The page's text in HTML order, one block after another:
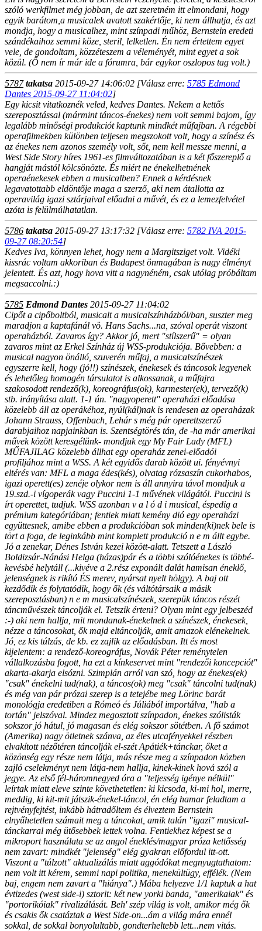
szóló werkfilmet még jobban, de azt szeretném itt elmondani, hogy
egyik barátom,a musicalek avatott szakértője, ki nem állhatja, és azt
mondja, hogy a musicalhez, mint színpadi műhöz, Bernstein eredeti
szándékaihoz semmi köze, steril, lelketlen. Én nem értettem egyet
vele, de gondoltam, közzéteszem a véleményét, mint egyet a sok
közül. (Ő nem ír már ide a fórumra, bár egykor oszlopos tag volt.)
5787 takatsa 2015-09-27 14:06:02 [Válasz erre: 5785 Edmond
Dantes 2015-09-27 11:04:02]
Egy kicsit vitatkoznék veled, kedves Dantes. Nekem a kettős
szereposztással (mármint táncos-énekes) nem volt semmi bajom, így
legalább minőségi produkciót kaptunk mindkét műfajban. A régebbi
operafilmekben különben teljesen megszokott volt, hogy a színész és
az énekes nem azonos személy volt, sőt, nem kell messze menni, a
West Side Story híres 1961-es filmváltozatában is a két főszereplő a
hangját mástól kölcsönözte. És miért ne énekelhetnének
operaénekesek ebben a musicalben? Ennek a kérdésnek
legavatottabb eldöntője maga a szerző, aki nem átallotta az
operavilág igazi sztárjaival előadni a művét, és ez a lemezfelvétel
azóta is felülmúlhatatlan.
5786 takatsa 2015-09-27 13:17:32 [Válasz erre: 5782 IVA 2015-
09-27 08:20:54]
Kedves Iva, könnyen lehet, hogy nem a Margitsziget volt. Vidéki
kissrác voltam akkoriban és Budapest önmagában is nagy élményt
jelentett. És azt, hogy hova vitt a nagynéném, csak utólag próbáltam
megsaccolni.:)
5785 Edmond Dantes 2015-09-27 11:04:02
Cipőt a cipőboltból, musicalt a musicalszínházból/ban, suszter meg
maradjon a kaptafánál vö. Hans Sachs...na, szóval operát viszont
operaházból. Zavaros így? Akkor jó, mert "stílszerű" = olyan
zavaros mint az Erkel Színház új WSS-produkciója. Bővebben: a
musical nagyon önálló, szuverén műfaj, a musicalszínészek
egyszerre kell, hogy (jó!!) színészek, énekesek és táncosok legyenek
és lehetőleg homogén társulatot is alkossanak, a műfajra
szakosodott rendező(k), koreográfus(ok), karmester(ek), tervező(k)
stb. irányítása alatt. 1-1 ún. "nagyoperett" operaházi előadása
közelebb áll az operákéhoz, nyúl(kál)nak is rendesen az operaházak
Johann Strauss, Offenbach, Lehár s még pár operettszerző
darabjaihoz napjainkban is. Szentségtörés tán, de -ha már amerikai
művek között keresgélünk- mondjuk egy My Fair Lady (MFL)
MŰFAJILAG közelebb állhat egy operaház zenei-előadói
profiljához mint a WSS. A két egyidős darab között ui. fényévnyi
eltérés van: MFL a maga édes(kés), olvatag rózsaszín cukorhabos,
igazi operett(es) zenéje olykor nem is áll annyira távol mondjuk a
19.szd.-i vígoperák vagy Puccini 1-1 művének világától. Puccini is
írt operettet, tudjuk. WSS azonban v a l ó d i musical, éspedig a
prémium kategóriában; fentiek miatt kemény dió egy operaházi
együttesnek, amibe ebben a produkcióban sok minden(ki)nek bele is
tört a foga, de leginkább mint komplett produkció n e m állt egybe.
Jó a zenekar, Dénes István kezei között-alatt. Tetszett a László
Boldizsár-Nánási Helga (házas)pár és a többi szólóénekes is többé-
kevésbé helytáll (...kivéve a 2.rész exponált dalát hamisan éneklő,
jelenségnek is rikító ÉS merev, nyársat nyelt hölgy). A baj ott
kezdődik és folytatódik, hogy ők (és váltótársaik a másik
szereposztásban) n e m musicalszínészek, szerepük táncos részét
táncművészek táncolják el. Tetszik érteni? Olyan mint egy jelbeszéd
:-) aki nem hallja, mit mondanak-énekelnek a színészek, énekesek,
nézze a táncosokat, ők majd eltáncolják, amit amazok elénekelnek.
Jó, ez kis túlzás, de kb. ez zajlik az előadásban. Itt és most
kijelentem: a rendező-koreográfus, Novák Péter reménytelen
vállalkozásba fogott, ha ezt a kínkeservet mint "rendezői koncepciót"
akarta-akarja elsózni. Szimplán arról van szó, hogy az énekes(ek)
"csak" énekelni tud(nak), a táncos(ok) meg "csak" táncolni tud(nak)
és még van pár prózai szerep is a tetejébe meg Lörinc barát
monológja eredetiben a Rómeó és Júliából importálva, "hab a
tortán" jelszóval. Mindez megosztott színpadon, énekes szólisták
sokszor jó hátul, jó magasan és elég sokszor sötétben. A fő számot
(Amerika) nagy ötletnek szánva, az éles utcafényekkel részben
elvakított nézőtéren táncolják el-szét Apátiék+tánckar, őket a
közönség egy része nem látja, más része meg a színpadon közben
zajló cselekményt nem látja-nem hallja, kinek-kinek hová szól a
jegye. Az első fél-háromnegyed óra a "teljesség igénye nélkül"
leírtak miatt eleve szinte követhetetlen: ki kicsoda, ki-mi hol, merre,
meddig, ki kit-mit játszik-énekel-táncol, én elég hamar feladtam a
rejtvényfejtést, inkább hátradőltem és élveztem Bernstein
elnyűhetetlen számait meg a táncokat, amik talán "igazi" musical-
tánckarral még ütősebbek lettek volna. Fentiekhez képest se a
mikroport használata se az angol éneklés/magyar próza kettősség
nem zavart: mindkét "jelenség" elég gyakran előfordul itt-ott.
Viszont a "túlzott" aktualizálás miatt aggódókat megnyugtathatom:
nem volt itt kérem, semmi napi politika, menekültügy, effélék. (Nem
baj, engem nem zavart a "hiánya".) Mába helyezve 1/1 kaptuk a hat
évtizedes (west side-i) sztorit: két new yorki banda, "amerikaiak" és
"portorikóiak" rivalizálását. Beh' szép világ is volt, amikor még ők
és csakis ők csatáztak a West Side-on...ám a világ mára ennél
sokkal, de sokkal bonyolultabb, gondterheltebb lett...nem vitás.